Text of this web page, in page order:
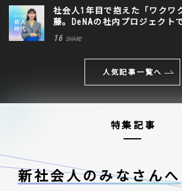
社会人1年目で抱えた「ワクワ
藤。DeNAの社内プロジェクト
生きる道
16 SHARE
人気記事一覧へ
特集記事
新社会人のみなさんへ